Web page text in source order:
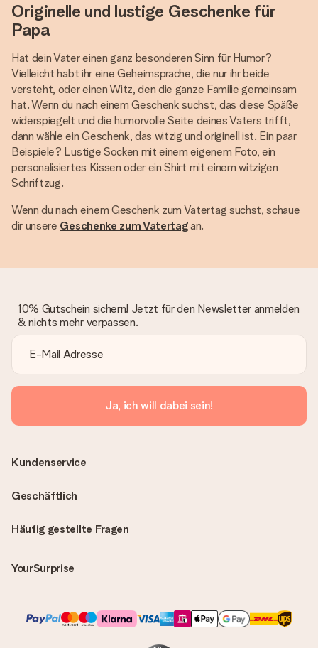
Originelle und lustige Geschenke für
Papa
Hat dein Vater einen ganz besonderen Sinn für Humor?
Vielleicht habt ihr eine Geheimsprache, die nur ihr beide
versteht, oder einen Witz, den die ganze Familie gemeinsam
hat. Wenn du nach einem Geschenk suchst, das diese Späße
widerspiegelt und die humorvolle Seite deines Vaters trifft,
dann wähle ein Geschenk, das witzig und originell ist. Ein paar
Beispiele? Lustige Socken mit einem eigenem Foto, ein
personalisiertes Kissen oder ein Shirt mit einem witzigen
Schriftzug.
Wenn du nach einem Geschenk zum Vatertag suchst, schaue
dir unsere Geschenke zum Vatertagan.
10% Gutschein sichern! Jetzt für den Newsletter anmelden
& nichts mehr verpassen.
Ja, ich will dabei sein!
Häufig gestellte Fragen
YourSurprise
Kundenservice
Geschäftlich